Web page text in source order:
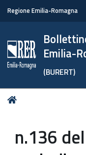
Regione Emilia-Romagna
Emilia-
(BURERT)
Tu
n.136